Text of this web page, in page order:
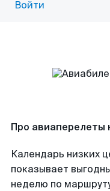
Войти
Про авиаперелеты
Календарь низких
показывает
неделю по